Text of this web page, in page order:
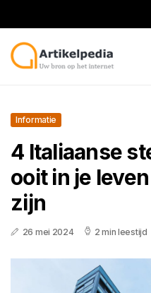
Informatie
4 Italiaanse
ooit in je
zijn
26 mei 2024 2 min leestijd